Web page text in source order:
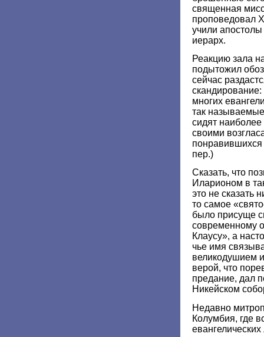
священная
проповедовал
учили
иерарх.
Реакцию зала
подытожил
сейчас
многих
так
сидят
своими
пер.)
Сказать, что
Иларионом в
это не сказать
то самое
было присуще
современному
Клаусу», а
чье имя
великодушием и
верой, что
предание, дал
Никейском
Недавно
Колумбия, где